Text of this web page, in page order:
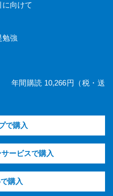
に向けて
勉強
年間購読 10,266円（税・送
で購入
ービスで購入
購入